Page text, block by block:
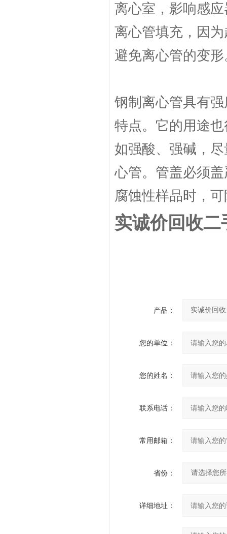
离心室，影响感
离心管填充，因
避免离心管的变形
钢制离心管具有
特点。它的用途
如强酸、强碱，
心管。管盖必须
腐蚀性样品时，
实诚价回收
产品：
您的单位：
您的姓名：
联系电话：
常用邮箱：
省份：
详细地址：